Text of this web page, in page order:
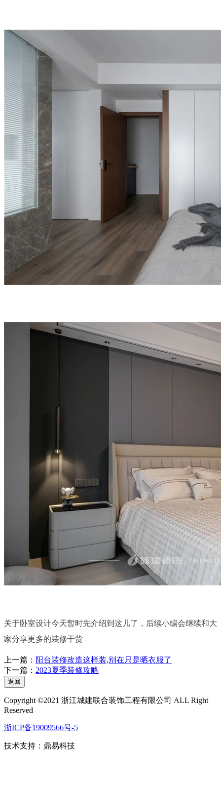
关于卧室设计今天暂时先介绍到这儿了，后续小编会继续和大
家分享更多的装修干货
上一篇： 阳台装修改造这样装,别在只是晒衣服了
下一篇： 2023夏季装修攻略
返回
Copyright ©2021 浙江城建联合装饰工程有限公司 ALL Right
Reserved
浙ICP备19009566号-5
技术支持： 鼎易科技